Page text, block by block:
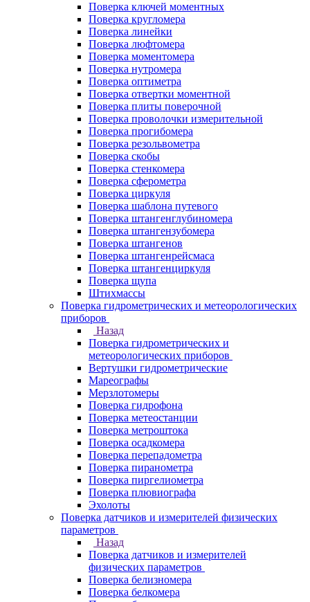
Поверка ключей моментных
Поверка кругломера
Поверка линейки
Поверка люфтомера
Поверка моментомера
Поверка нутромера
Поверка оптиметра
Поверка отвертки моментной
Поверка плиты поверочной
Поверка проволочки измерительной
Поверка прогибомера
Поверка резольвометра
Поверка скобы
Поверка стенкомера
Поверка сферометра
Поверка циркуля
Поверка шаблона путевого
Поверка штангенглубиномера
Поверка штангензубомера
Поверка штангенов
Поверка штангенрейсмаса
Поверка штангенциркуля
Поверка щупа
Штихмассы
Поверка гидрометрических и метеорологических
приборов
Назад
Поверка гидрометрических и
метеорологических приборов
Вертушки гидрометрические
Мареографы
Мерзлотомеры
Поверка гидрофона
Поверка метеостанции
Поверка метроштока
Поверка осадкомера
Поверка перепадометра
Поверка пиранометра
Поверка пиргелиометра
Поверка плювиографа
Эхолоты
Поверка датчиков и измерителей физических
параметров
Назад
Поверка датчиков и измерителей
физических параметров
Поверка белизномера
Поверка белкомера